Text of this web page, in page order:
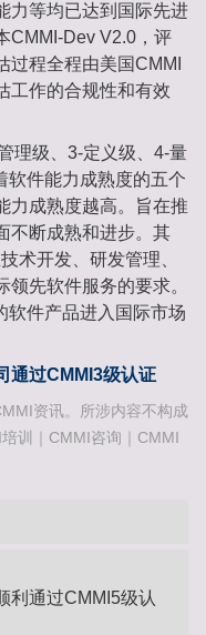
力等均已达到国际先进
CMMI-Dev V2.0，评
程全程由美国CMMI
工作的合规性和有效
理级、3-定义级、4-量
软件能力成熟度的五个
力成熟度越高。旨在推
不断成熟和进步。其
术开发、研发管理、
先软件服务的要求。
软件产品进入国际市场
通过CMMI3级认证
资讯。所涉内容不构成
训｜CMMI咨询｜CMMI
利通过CMMI5级认